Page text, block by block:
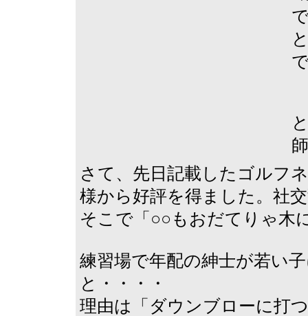
さて、先日記載したゴルフ
様から好評を得ました。社
そこで「○○もおだてりゃ木
練習場で年配の紳士が若い
と・・・・
理由は「ダウンブローに打